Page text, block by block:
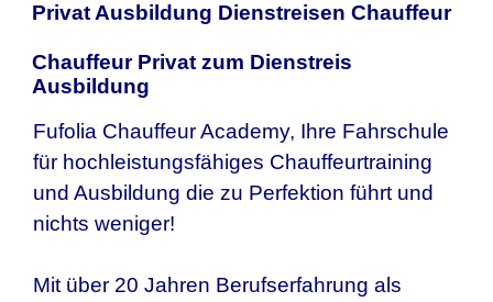
Privat Ausbildung Dienstreisen Chauffeur
Chauffeur Privat zum Dienstreis
Ausbildung
Fufolia Chauffeur Academy, Ihre Fahrschule
für hochleistungsfähiges Chauffeurtraining
und Ausbildung die zu Perfektion führt und
nichts weniger!
Mit über 20 Jahren Berufserfahrung als